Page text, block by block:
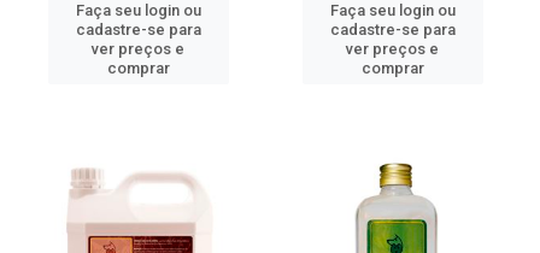
Faça seu login ou
cadastre-se para
ver preços e
comprar
Faça seu login ou
cadastre-se para
ver preços e
comprar